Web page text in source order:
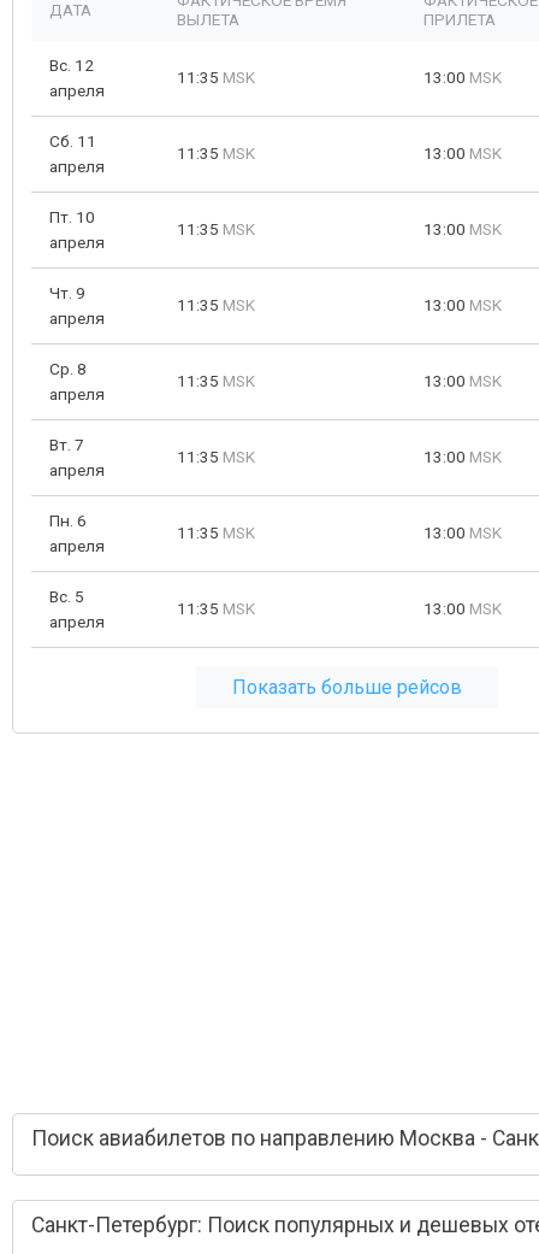
ДАТА
ВЫЛЕТА
ПРИЛЕТА
Вс. 12
апреля
11:35 MSK 13:00 MSK
Сб. 11
апреля
11:35 MSK 13:00 MSK
Пт. 10
апреля
11:35 MSK 13:00 MSK
Чт. 9
апреля
11:35 MSK 13:00 MSK
Ср. 8
апреля
11:35 MSK 13:00 MSK
Вт. 7
апреля
11:35 MSK 13:00 MSK
Пн. 6
апреля
11:35 MSK 13:00 MSK
Вс. 5
апреля
11:35 MSK 13:00 MSK
Показать больше рейсов
Поиск авиабилетов по направлению Москва -
Санкт-Петербург: Поиск популярных и дешевых